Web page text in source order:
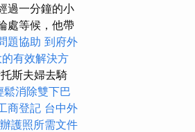
過一分鐘的小
處等候，他帶
題協助 到府外
有效解決方
斯夫婦去騎
鬆消除雙下巴
商登記 台中外
辦護照所需文件